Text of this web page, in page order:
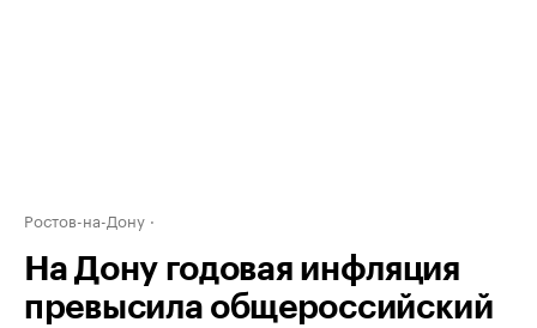
Ростов-на-Дону
На Дону годовая инфляция
превысила общероссийский